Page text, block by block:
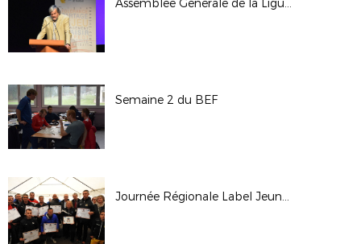
Assemblée Générale de la Ligue - Octobre 2017
Semaine 2 du BEF
Journée Régionale Label Jeunes